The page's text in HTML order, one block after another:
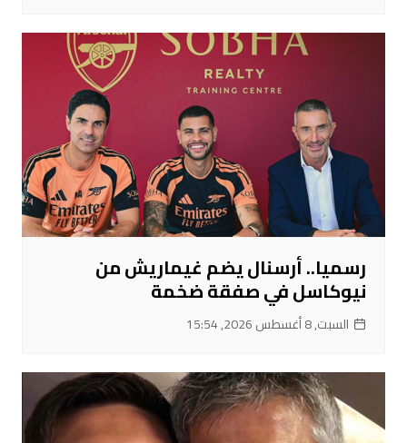
رسميا.. أرسنال يضم غيماريش من
نيوكاسل في صفقة ضخمة
السبت, 8 أغسطس 2026, 15:54